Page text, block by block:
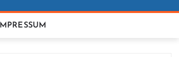
IMPRESSUM